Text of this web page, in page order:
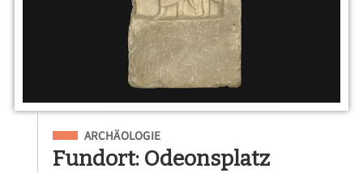
Eingeordnet unter
ARCHÄOLOGIE
Fundort: Odeonsplatz